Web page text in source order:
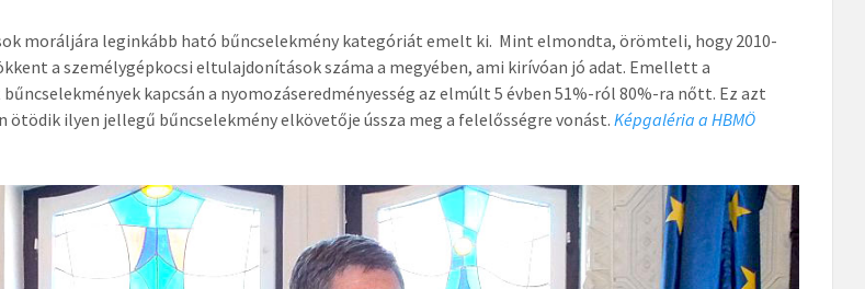
moráljára leginkább ható bűncselekmény kategóriát emelt ki. Mint elmondta, örömteli, hogy 2010-
a személygépkocsi eltulajdonítások száma a megyében, ami kirívóan jó adat. Emellett a
kapcsán a nyomozáseredményesség az elmúlt 5 évben 51%-ról 80%-ra nőtt. Ez azt
ötödik ilyen jellegű bűncselekmény elkövetője ússza meg a felelősségre vonást.Képgaléria a HBMÖ